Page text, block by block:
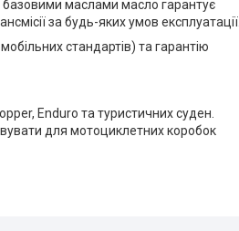
базовими маслами масло гарантує
за будь-яких умов експлуатації.
стандартів) та гарантію
Enduro та туристичних суден.
для мотоциклетних коробок